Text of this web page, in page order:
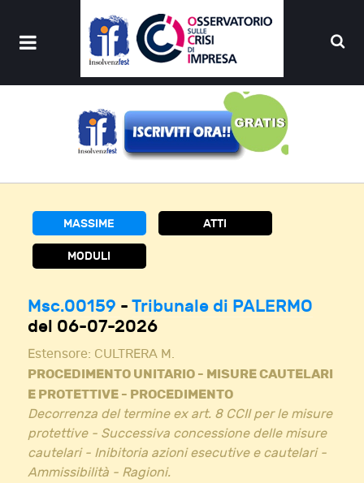
MASSIME ATTI
MODULI
Msc.00159 - Tribunale di PALERMO
del 06-07-2026
Estensore: CULTRERA M.
PROCEDIMENTO UNITARIO - MISURE CAUTELARI
E PROTETTIVE - PROCEDIMENTO
Decorrenza del termine ex art. 8 CCII per le misure
protettive - Successiva concessione delle misure
cautelari - Inibitoria azioni esecutive e cautelari -
Ammissibilità - Ragioni.